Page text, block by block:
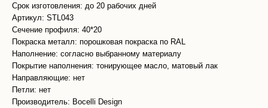
Срок изготовления: до 20 рабочих дней
Артикул: STL043
Сечение профиля: 40*20
Покраска металл: порошковая покраска по RAL
Наполнение: согласно выбранному материалу
Покрытие наполнения: тонирующее масло, матовый лак
Направляющие: нет
Петли: нет
Производитель: Bocelli Design